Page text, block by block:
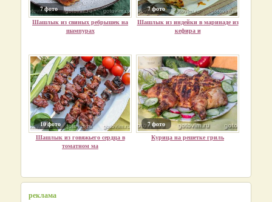
7 фото
Шашлык из свиных ребрышек на
шампурах
7 фото
Шашлык из индейки в маринаде из
кефира и
10 фото
Шашлык из говяжьего сердца в
томатном ма
7 фото
Курица на решетке гриль
реклама